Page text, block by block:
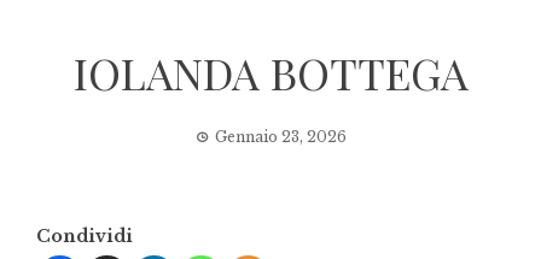
IOLANDA BOTTEGA
Gennaio 23, 2026
Condividi